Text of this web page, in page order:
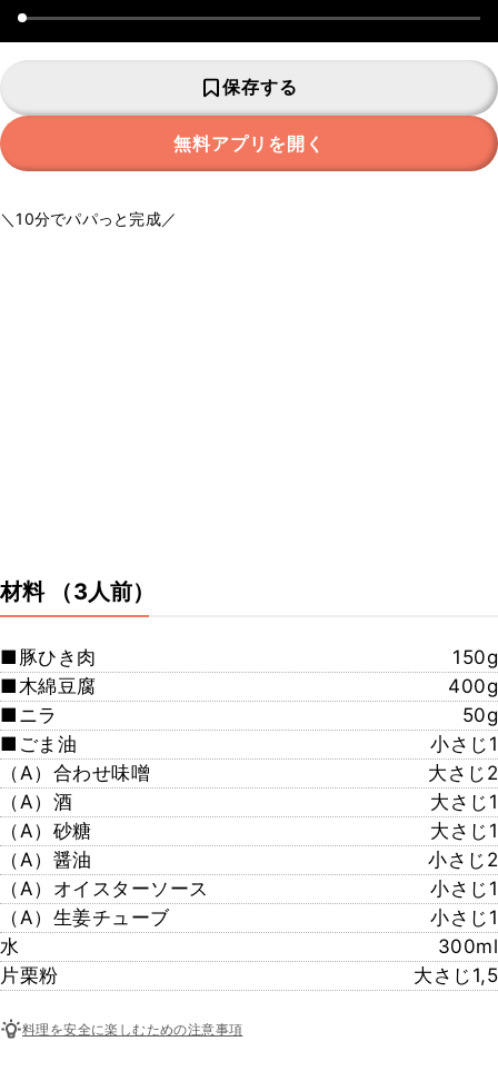
保存する
無料アプリを開く
＼10分でパパっと完成／
材料 （3人前）
■豚ひき肉
150g
■木綿豆腐
400g
■ニラ
50g
■ごま油
小さじ1
（A）合わせ味噌
大さじ2
（A）酒
大さじ1
（A）砂糖
大さじ1
（A）醤油
小さじ2
（A）オイスターソース
小さじ1
（A）生姜チューブ
小さじ1
水
300ml
片栗粉
大さじ1,5
料理を安全に楽しむための注意事項